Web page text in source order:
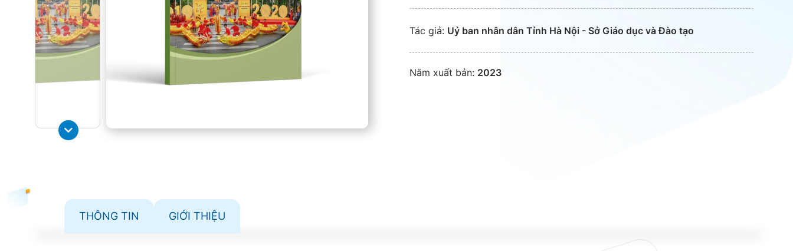
Tác giả: Uỷ ban nhân dân Tỉnh Hà Nội - Sở Giáo dục và Đào tạo
Năm xuất bản: 2023
THÔNG TIN GIỚI THIỆU